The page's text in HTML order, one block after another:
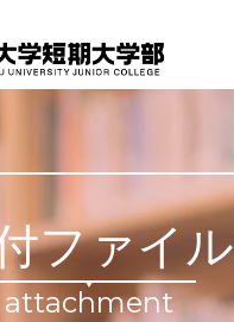
ファイル
attachment